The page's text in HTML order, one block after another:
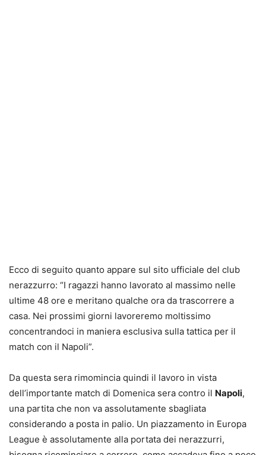
Ecco di seguito quanto appare sul sito ufficiale del club
nerazzurro: “I ragazzi hanno lavorato al massimo nelle
ultime 48 ore e meritano qualche ora da trascorrere a
casa. Nei prossimi giorni lavoreremo moltissimo
concentrandoci in maniera esclusiva sulla tattica per il
match con il Napoli”.
Da questa sera rimomincia quindi il lavoro in vista
dell’importante match di Domenica sera contro il Napoli,
una partita che non va assolutamente sbagliata
considerando a posta in palio. Un piazzamento in Europa
League è assolutamente alla portata dei nerazzurri,